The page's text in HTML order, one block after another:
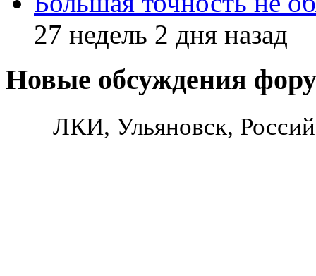
27 недель 2 дня назад
Новые обсуждения
ЛКИ, Ульяновск,